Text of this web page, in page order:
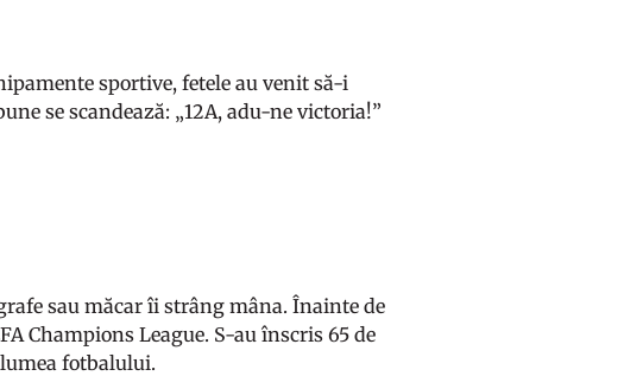
sportive, fetele au venit să-i
se scandează: „12A, adu-ne victoria!”
sau măcar îi strâng mâna. Înainte de
Champions League. S-au înscris 65 de
fotbalului.